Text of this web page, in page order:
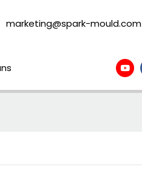
marketing@spark-mould.com